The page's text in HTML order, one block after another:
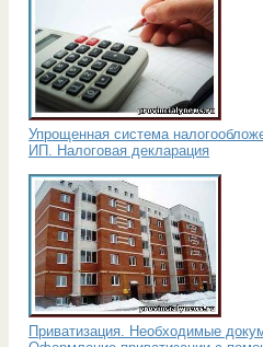
Упрощенная система
ИП. Налоговая декларация
Приватизация. Необходимые